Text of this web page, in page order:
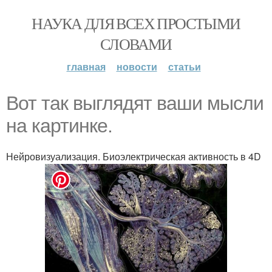
НАУКА ДЛЯ ВСЕХ ПРОСТЫМИ
СЛОВАМИ
главная новости статьи
Вот так выглядят ваши мысли
на картинке.
Нейровизуализация. Биоэлектрическая активность в 4D